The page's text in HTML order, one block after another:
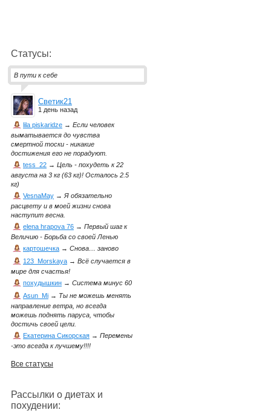
Статусы:
В пути к себе
Светик21
1 день назад
lila piskaridze → Если человек
выматывается до чувства
смертной тоски - никакие
достижения его не порадуют.
tess_22 → Цель - похудеть к 22
августа на 3 кг (63 кг)! Осталось 2.5
кг)
VesnaMay →Я обязательно
расцвету и в моей жизни снова
наступит весна.
elena hrapova 76 → Первый шаг к
Величию - Борьба со своей Ленью
картошечка → Снова… заново
123_Morskaya → Всё случается в
мире для счастья!
похудышкин → Система минус 60
Asun_Mi → Ты не можешь менять
направление ветра, но всегда
можешь поднять паруса, чтобы
достичь своей цели.
Екатерина Сикорская → Перемены
-это всегда к лучшему!!!!
Все статусы
Рассылки о диетах и
похудении: